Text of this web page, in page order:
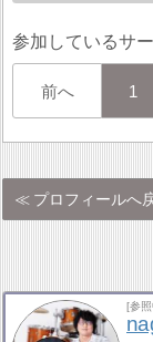
参加しているサ
前へ 1
プロフィールへ
[参